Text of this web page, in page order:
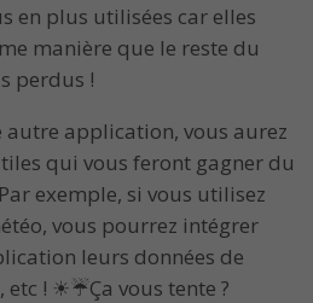
en plus utilisées car elles
manière que le reste du
perdus !
autre application, vous aurez
qui vous feront gagner du
exemple, si vous utilisez
vous pourrez intégrer
leurs données de
! ☀☔Ça vous tente ?